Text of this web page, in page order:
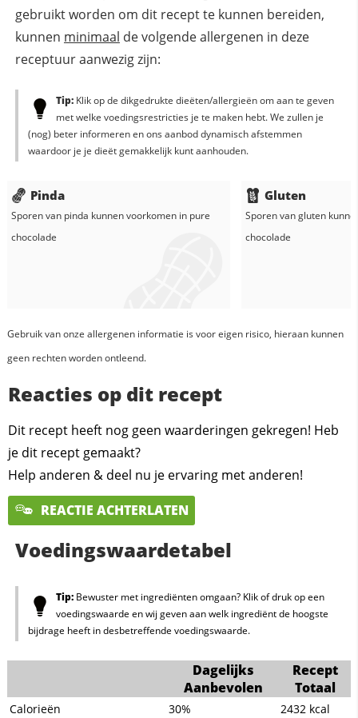
gebruikt worden om dit recept te kunnen bereiden,
kunnen minimaal de volgende allergenen in deze
receptuur aanwezig zijn:
Tip:Klik op de dikgedrukte dieëten/allergieën om aan te geven
met welke voedingsrestricties je te maken hebt. We zullen je
(nog) beter informeren en ons aanbod dynamisch afstemmen
waardoor je je dieët gemakkelijk kunt aanhouden.
Pinda
Sporen van pinda kunnen voorkomen in pure
chocolade
Gluten
Sporen van gluten
chocolade
Gebruik van onze allergenen informatie is voor eigen risico, hieraan kunnen
geen rechten worden ontleend.
Reacties op dit recept
Dit recept heeft nog geen waarderingen gekregen! Heb
je dit recept gemaakt?
Help anderen & deel nu je ervaring met anderen!
REACTIE ACHTERLATEN
Voedingswaardetabel
Tip:Bewuster met ingrediënten omgaan? Klik of druk op een
voedingswaarde en wij geven aan welk ingrediënt de hoogste
bijdrage heeft in desbetreffende voedingswaarde.
Dagelijks
Aanbevolen
Recept
Totaal
Calorieën 30% 2432 kcal